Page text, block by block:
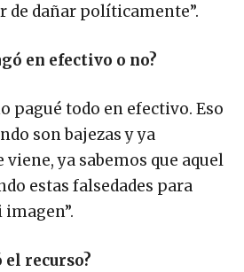
dañar políticamente”.
en efectivo o no?
pagué todo en efectivo. Eso
son bajezas y ya
viene, ya sabemos que aquel
estas falsedades para
el recurso?